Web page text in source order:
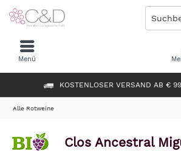
KOSTENLOSER VERSAND AB €
Menü
Alle Rotweine
Clos Ancestral